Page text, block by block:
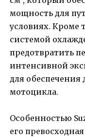
мощность для
условиях. Кроме
системой
предотвратить
интенсивной
для обеспечения
мотоцикла.
Особенностью
его